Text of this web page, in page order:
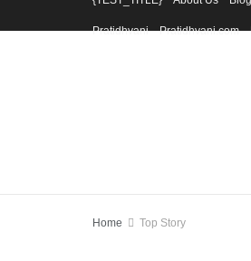
Pratidhvani Pratidhvani.com
Home Top Story